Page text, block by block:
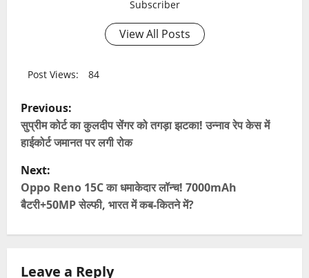
Subscriber
View All Posts
Post Views: 84
P
o
s
t
n
a
v
Previous:
सुप्रीम कोर्ट का कुलदीप सेंगर को तगड़ा झटका! उन्नाव रेप केस में
हाईकोर्ट जमानत पर लगी रोक
Next:
Oppo Reno 15C का धमाकेदार लॉन्च! 7000mAh
बैटरी+50MP सेल्फी, भारत में कब-कितने में?
Leave a Reply